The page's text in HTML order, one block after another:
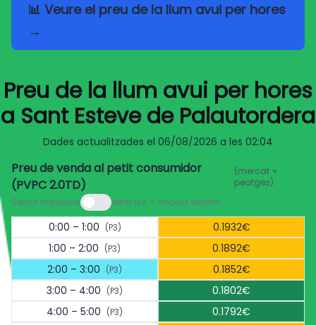
📊 Veure el preu de la llum avui per hores
→
Preu de la llum avui per hores
a Sant Esteve de Palautordera
Dades actualitzades el 06/08/2026 a les 02:04
Preu de venda al petit consumidor
(PVPC 2.0TD)
(mercat +
peatges)
Sense impostos
Amb IVA + impost elèctric
0:00 – 1:00 (P3)
0.1932€
1:00 – 2:00 (P3)
0.1892€
2:00 – 3:00 (P3)
0.1852€
3:00 – 4:00 (P3)
0.1802€
4:00 – 5:00 (P3)
0.1792€